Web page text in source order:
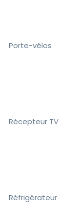
Porte-vélos
Récepteur TV
Réfrigérateur